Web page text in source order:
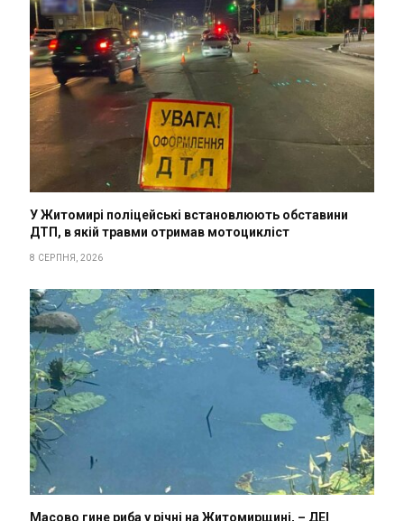
У Житомирі поліцейські встановлюють обставини
ДТП, в якій травми отримав мотоцикліст
8 СЕРПНЯ, 2026
Масово гине риба у річні на Житомирщині, – ДЕІ